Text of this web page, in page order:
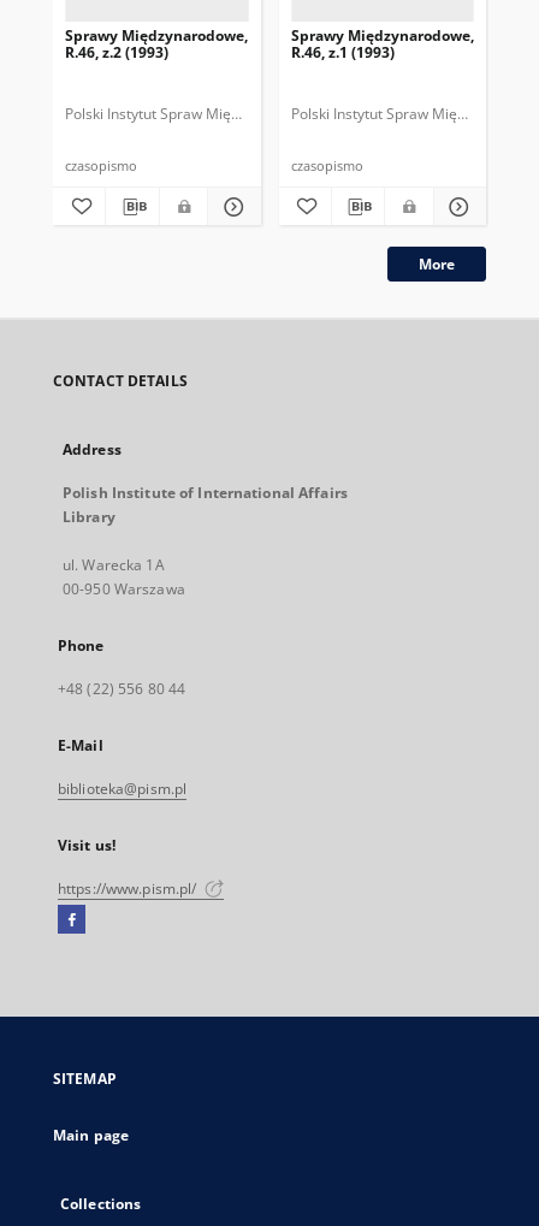
Sprawy Międzynarodowe,
R.46, z.2 (1993)
Polski Instytut Spraw Międzynarodowych. Polska Fundacja Spraw
czasopismo
Sprawy Międzynarodowe,
R.46, z.1 (1993)
Polski Instytut Spraw
czasopismo
More
CONTACT DETAILS
Address
Polish Institute of International Affairs
Library
ul. Warecka 1A
00-950 Warszawa
Phone
+48 (22) 556 80 44
E-Mail
biblioteka@pism.pl
Visit us!
https://www.pism.pl/
Facebook
open
new
SITEMAP
Main page
Collections